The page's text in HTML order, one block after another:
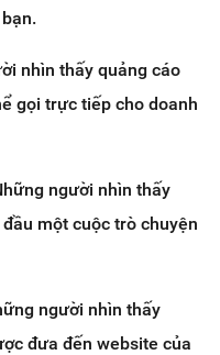
nhìn thấy quảng cáo
gọi trực tiếp cho doanh
người nhìn thấy
một cuộc trò chuyện
người nhìn thấy
đưa đến website của